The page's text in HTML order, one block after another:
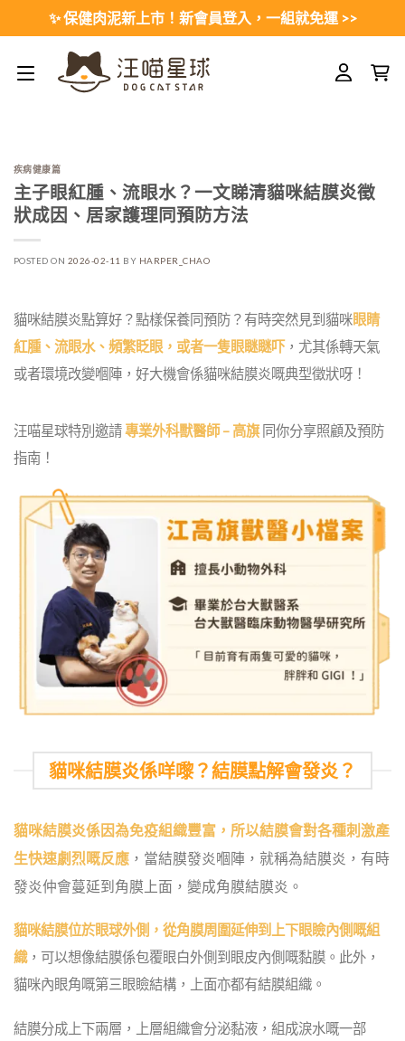
✨ 保健肉泥新上市！新會員登入，一組就免運 >>
疾病健康篇
主子眼紅腫、流眼水？一文睇清貓咪結膜炎徵
狀成因、居家護理同預防方法
POSTED ON 2026-02-11 BY HARPER_CHAO
貓咪結膜炎點算好？點樣保養同預防？有時突然見到貓咪眼睛
紅腫、流眼水、頻繁眨眼，或者一隻眼瞇瞇吓，尤其係轉天氣
或者環境改變嗰陣，好大機會係貓咪結膜炎嘅典型徵狀呀！
汪喵星球特別邀請專業外科獸醫師 – 高旗 同你分享照顧及預防
指南！
貓咪結膜炎係咩嚟？結膜點解會發炎？
貓咪結膜炎係因為免疫組織豐富，所以結膜會對各種刺激產
生快速劇烈嘅反應 ，當結膜發炎嗰陣，就稱為結膜炎，有時
發炎仲會蔓延到角膜上面，變成角膜結膜炎。
貓咪結膜位於眼球外側，從角膜周圍延伸到上下眼瞼內側嘅組
織，可以想像結膜係包覆眼白外側到眼皮內側嘅黏膜。此外，
貓咪內眼角嘅第三眼瞼結構，上面亦都有結膜組織。
結膜分成上下兩層，上層組織會分泌黏液，組成淚水嘅一部